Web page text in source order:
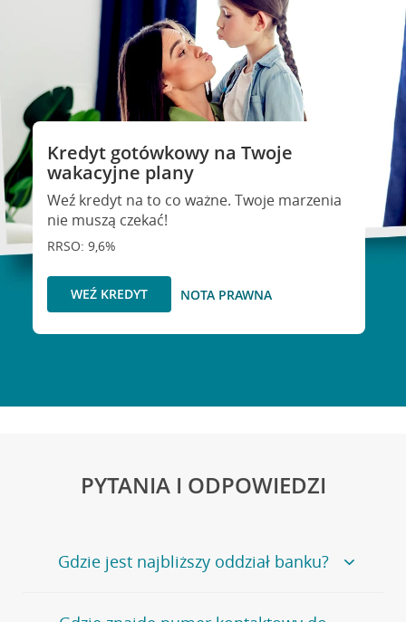
Kredyt gotówkowy na Twoje
wakacyjne plany
Weź kredyt na to co ważne. Twoje marzenia
nie muszą czekać!
RRSO: 9,6%
WEŹ KREDYT NOTA PRAWNA
PYTANIA I ODPOWIEDZI
Gdzie jest najbliższy oddział banku?
Jeśli szukasz oddziału naszego banku, zapraszamy na